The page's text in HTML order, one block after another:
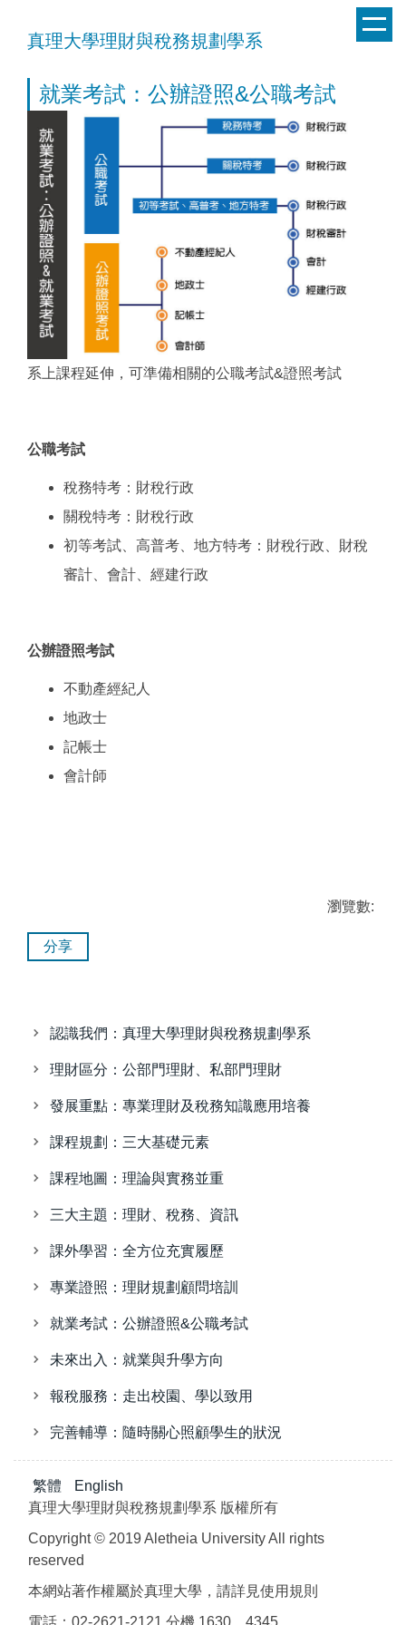
真理大學理財與稅務規劃學系
就業考試：公辦證照&公職考試
系上課程延伸，可準備相關的公職考試&證照考試
公職考試
稅務特考：財稅行政
關稅特考：財稅行政
初等考試、高普考、地方特考：財稅行政、財稅
審計、會計、經建行政
公辦證照考試
不動產經紀人
地政士
記帳士
會計師
瀏覽數:
分享
認識我們：真理大學理財與稅務規劃學系
理財區分：公部門理財、私部門理財
發展重點：專業理財及稅務知識應用培養
課程規劃：三大基礎元素
課程地圖：理論與實務並重
三大主題：理財、稅務、資訊
課外學習：全方位充實履歷
專業證照：理財規劃顧問培訓
就業考試：公辦證照&公職考試
未來出入：就業與升學方向
報稅服務：走出校園、學以致用
完善輔導：隨時關心照顧學生的狀況
繁體
English
真理大學理財與稅務規劃學系 版權所有
Copyright © 2019 Aletheia University All rights
reserved
本網站著作權屬於真理大學，請詳見使用規則